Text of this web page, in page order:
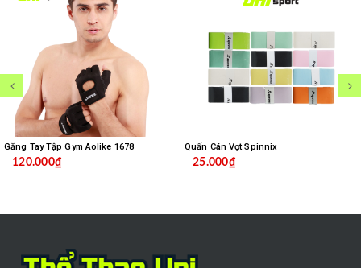
Găng Tay Tập Gym Aolike 1678
120.000₫
Quấn Cán Vợt Spinnix
25.000₫